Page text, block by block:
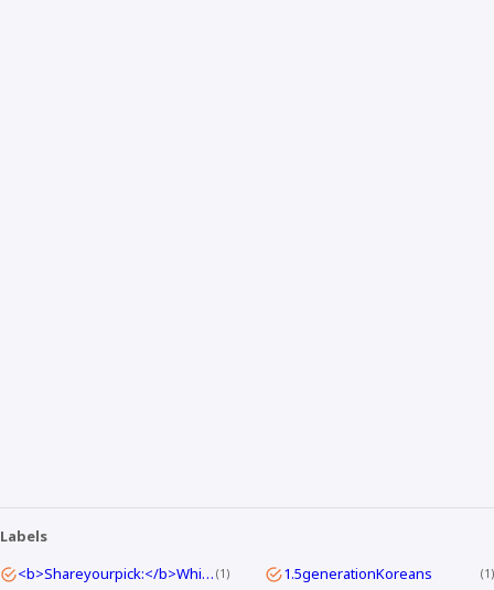
Labels
<b>Shareyourpick:</b>Whichtagbestmatcheswhyyouwatch?Commentandletmeknow. 1 1.5generationKoreans 1